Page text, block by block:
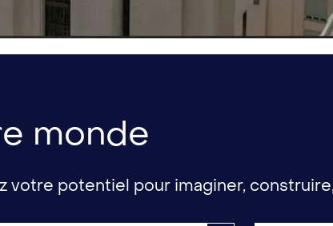
monde
votre potentiel pour imaginer,